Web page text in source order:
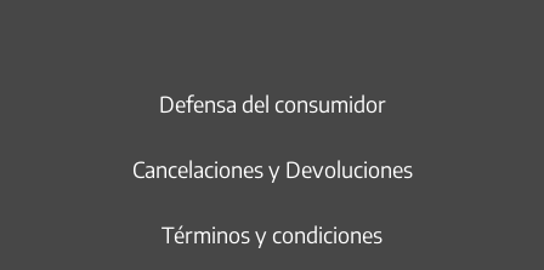
Defensa del consumidor
Cancelaciones y Devoluciones
Términos y condiciones